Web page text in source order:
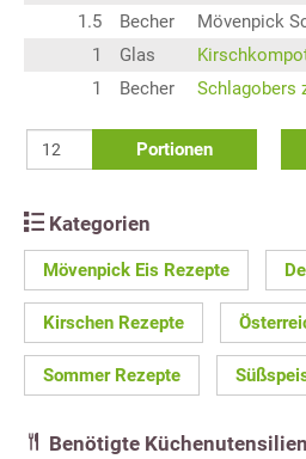
1.5
Becher
Mövenpick
1
Glas
1
Becher Schlagobers
Portionen
Kategorien
Mövenpick Eis Rezepte
Kirschen Rezepte
Sommer Rezepte
Benötigte Küchenutensilien